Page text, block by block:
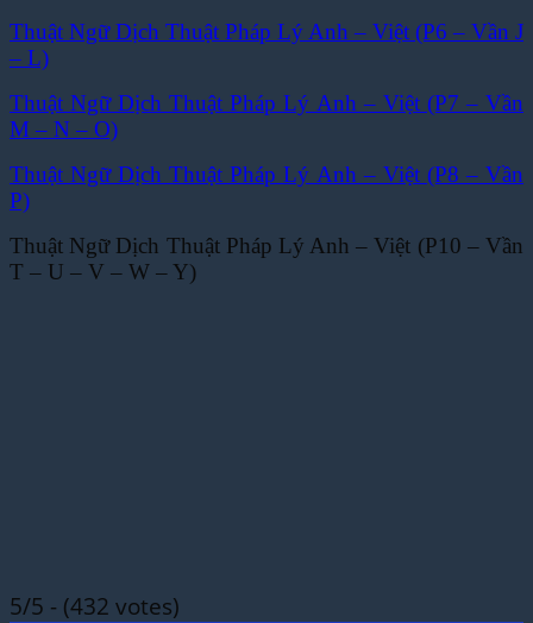
Thuật Ngữ Dịch Thuật Pháp Lý Anh – Việt (P6 – Vần J
– L)
Thuật Ngữ Dịch Thuật Pháp Lý Anh – Việt (P7 – Vần
M – N – O)
Thuật Ngữ Dịch Thuật Pháp Lý Anh – Việt (P8 – Vần
P)
Thuật Ngữ Dịch Thuật Pháp Lý Anh – Việt (P10 – Vần
T – U – V – W – Y)
5/5 - (432 votes)